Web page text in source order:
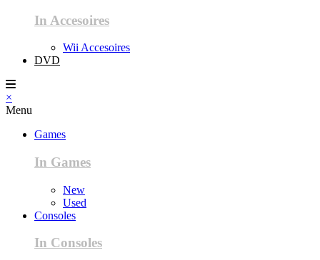
In Accesoires
Wii Accesoires
DVD
×
Menu
Games
In Games
New
Used
Consoles
In Consoles